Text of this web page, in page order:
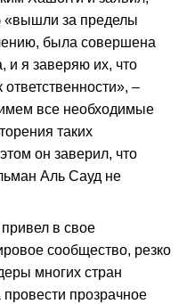
«вышли за пределы
была совершена
и я заверяю их, что
–
все необходимые
таких
он заверил, что
Аль Сауд не
в свое
сообщество, резко
многих стран
прозрачное